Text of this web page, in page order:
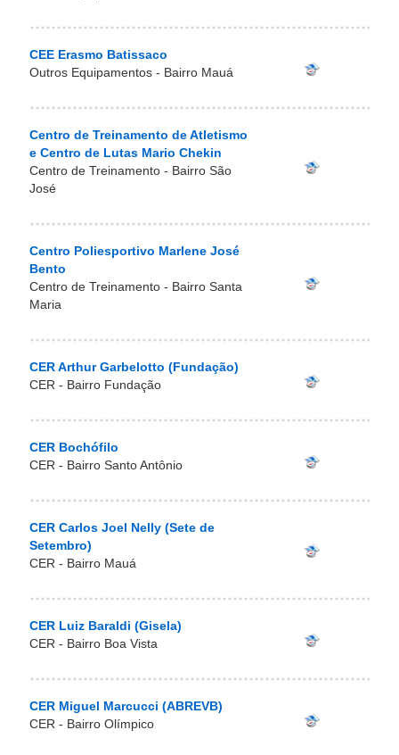
CEE Erasmo Batissaco
Outros Equipamentos - Bairro Mauá
Centro de Treinamento de Atletismo
e Centro de Lutas Mario Chekin
Centro de Treinamento - Bairro São
José
Centro Poliesportivo Marlene José
Bento
Centro de Treinamento - Bairro Santa
Maria
CER Arthur Garbelotto (Fundação)
CER - Bairro Fundação
CER Bochófilo
CER - Bairro Santo Antônio
CER Carlos Joel Nelly (Sete de
Setembro)
CER - Bairro Mauá
CER Luiz Baraldi (Gisela)
CER - Bairro Boa Vista
CER Miguel Marcucci (ABREVB)
CER - Bairro Olímpico